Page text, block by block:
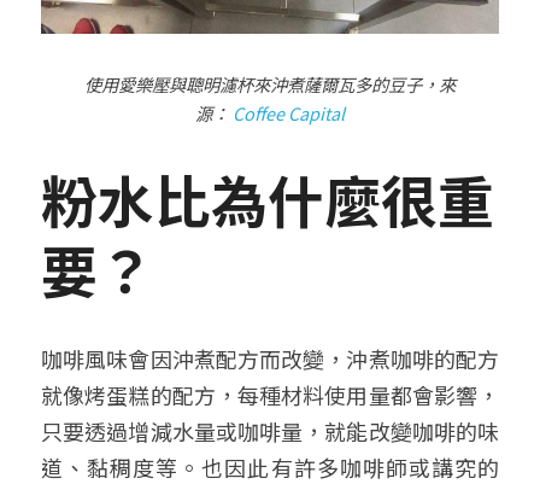
使用愛樂壓與聰明濾杯來沖煮薩爾瓦多的豆子，來
源： Coffee Capital
粉水比為什麼很重
要？
咖啡風味會因沖煮配方而改變，沖煮咖啡的配方
就像烤蛋糕的配方，每種材料使用量都會影響，
只要透過增減水量或咖啡量，就能改變咖啡的味
道、黏稠度等。也因此有許多咖啡師或講究的